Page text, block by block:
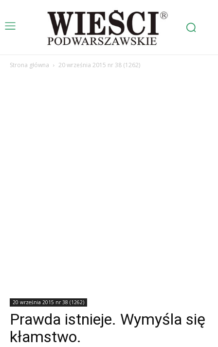
Strona główna 20 września 2015 nr 38 (1262)
20 września 2015 nr 38 (1262)
Prawda istnieje. Wymyśla się
kłamstwo.